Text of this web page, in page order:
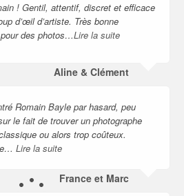
! Gentil, attentif, discret et efficace
d’œil d’artiste. Très bonne
des photos…Lire la suite
Aline & Clément
Romain Bayle par hasard, peu
le fait de trouver un photographe
ou alors trop coûteux.
Lire la suite
France et Marc